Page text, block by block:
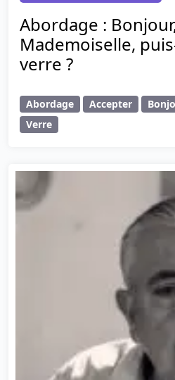
Abordage :
Mademoiselle,
verre ?
Abordage Accepter
Verre